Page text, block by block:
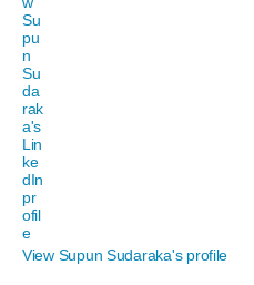
View Supun Sudaraka's profile